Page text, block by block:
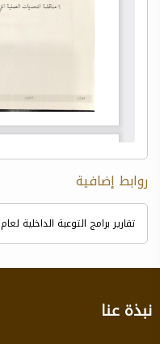
روابط إضافية
تقارير برامج التوعية الداخلية لعام 2020 م-
نبذة عنا